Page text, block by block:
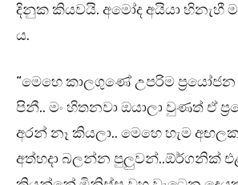
දිනුක කියවයි. අමෝද අයියා හිනැහී
ය.
“මෙහෙ කාලගුණේ උපරිම
පිනී.. මං හිතනවා ඔයාලා වුණත් ඒ
අරන් නෑ කියලා.. මෙහෙ හැම
අත්හදා බලන්න පුලුවන්..ඕර්ගනික්